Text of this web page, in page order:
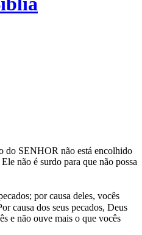
do SENHOR não está encolhido
não é surdo para que não possa
por causa deles, vocês
causa dos seus pecados, Deus
e não ouve mais o que vocês